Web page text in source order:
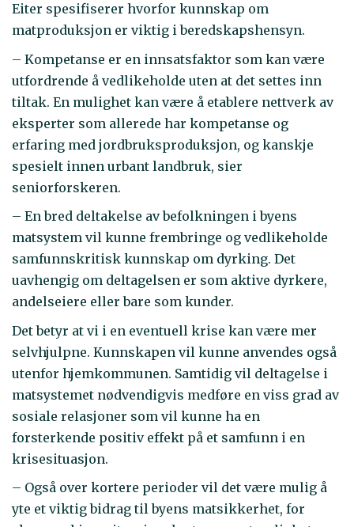
Eiter spesifiserer hvorfor kunnskap om
matproduksjon er viktig i beredskapshensyn.
– Kompetanse er en innsatsfaktor som kan være
utfordrende å vedlikeholde uten at det settes inn
tiltak. En mulighet kan være å etablere nettverk av
eksperter som allerede har kompetanse og
erfaring med jordbruksproduksjon, og kanskje
spesielt innen urbant landbruk, sier
seniorforskeren.
– En bred deltakelse av befolkningen i byens
matsystem vil kunne frembringe og vedlikeholde
samfunnskritisk kunnskap om dyrking. Det
uavhengig om deltagelsen er som aktive dyrkere,
andelseiere eller bare som kunder.
Det betyr at vi i en eventuell krise kan være mer
selvhjulpne. Kunnskapen vil kunne anvendes også
utenfor hjemkommunen. Samtidig vil deltagelse i
matsystemet nødvendigvis medføre en viss grad av
sosiale relasjoner som vil kunne ha en
forsterkende positiv effekt på et samfunn i en
krisesituasjon.
– Også over kortere perioder vil det være mulig å
yte et viktig bidrag til byens matsikkerhet, for